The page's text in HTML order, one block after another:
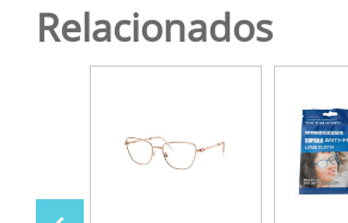
Relacionados